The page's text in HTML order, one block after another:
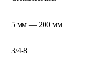
5 мм — 200 мм
3/4-8